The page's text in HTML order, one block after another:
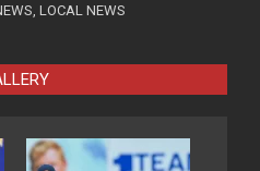
, LOCAL NEWS